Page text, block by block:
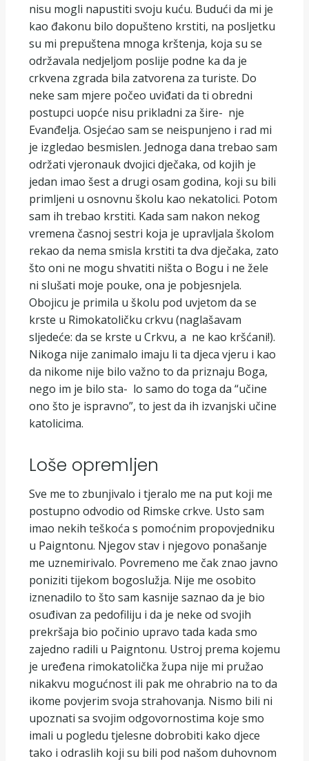
nisu mogli napustiti svoju kuću. Budući da mi je
kao đakonu bilo dopušteno krstiti, na posljetku
su mi prepuštena mnoga krštenja, koja su se
održavala nedjeljom poslije podne ka da je
crkvena zgrada bila zatvorena za turiste. Do
neke sam mjere počeo uviđati da ti obredni
postupci uopće nisu prikladni za šire- nje
Evanđelja. Osjećao sam se neispunjeno i rad mi
je izgledao besmislen. Jednoga dana trebao sam
održati vjeronauk dvojici dječaka, od kojih je
jedan imao šest a drugi osam godina, koji su bili
primljeni u osnovnu školu kao nekatolici. Potom
sam ih trebao krstiti. Kada sam nakon nekog
vremena časnoj sestri koja je upravljala školom
rekao da nema smisla krstiti ta dva dječaka, zato
što oni ne mogu shvatiti ništa o Bogu i ne žele
ni slušati moje pouke, ona je pobjesnjela.
Obojicu je primila u školu pod uvjetom da se
krste u Rimokatoličku crkvu (naglašavam
sljedeće: da se krste u Crkvu, a ne kao kršćani!).
Nikoga nije zanimalo imaju li ta djeca vjeru i kao
da nikome nije bilo važno to da priznaju Boga,
nego im je bilo sta- lo samo do toga da “učine
ono što je ispravno”, to jest da ih izvanjski učine
katolicima.
Loše opremljen
Sve me to zbunjivalo i tjeralo me na put koji me
postupno odvodio od Rimske crkve. Usto sam
imao nekih teškoća s pomoćnim propovjedniku
u Paigntonu. Njegov stav i njegovo ponašanje
me uznemirivalo. Povremeno me čak znao javno
poniziti tijekom bogoslužja. Nije me osobito
iznenadilo to što sam kasnije saznao da je bio
osuđivan za pedofiliju i da je neke od svojih
prekršaja bio počinio upravo tada kada smo
zajedno radili u Paigntonu. Ustroj prema kojemu
je uređena rimokatolička župa nije mi pružao
nikakvu mogućnost ili pak me ohrabrio na to da
ikome povjerim svoja strahovanja. Nismo bili ni
upoznati sa svojim odgovornostima koje smo
imali u pogledu tjelesne dobrobiti kako djece
tako i odraslih koji su bili pod našom duhovnom